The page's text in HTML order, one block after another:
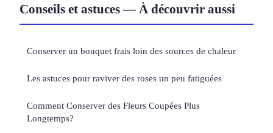
Conseils et astuces — À découvrir aussi
Conserver un bouquet frais loin des sources de chaleur
Les astuces pour raviver des roses un peu fatiguées
Comment Conserver des Fleurs Coupées Plus
Longtemps?